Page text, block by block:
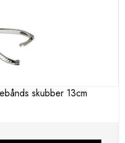
skubber 13cm